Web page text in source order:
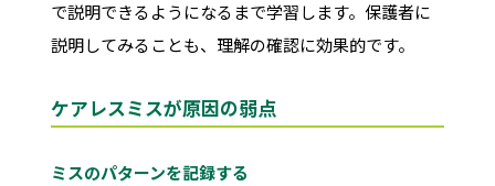
で説明できるようになるまで学習します。保護者に
説明してみることも、理解の確認に効果的です。
ケアレスミスが原因の弱点
ミスのパターンを記録する